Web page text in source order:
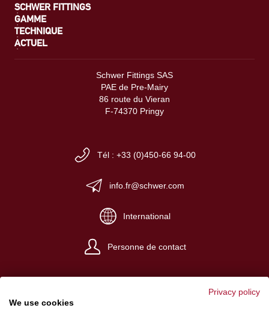
SCHWER FITTINGS
GAMME
TECHNIQUE
ACTUEL
Schwer Fittings SAS
PAE de Pre-Mairy
86 route du Vieran
F-74370 Pringy
Tél : +33 (0)450-66 94-00
info.fr@schwer.com
International
Personne de contact
Privacy policy
We use cookies